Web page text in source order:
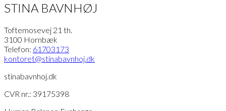
STINA BAVNHØJ
Toftemosevej 21 th.
3100 Hornbæk
Telefon: 61703173
kontoret@stinabavnhoj.dk
stinabavnhoj.dk
CVR nr.: 39175398